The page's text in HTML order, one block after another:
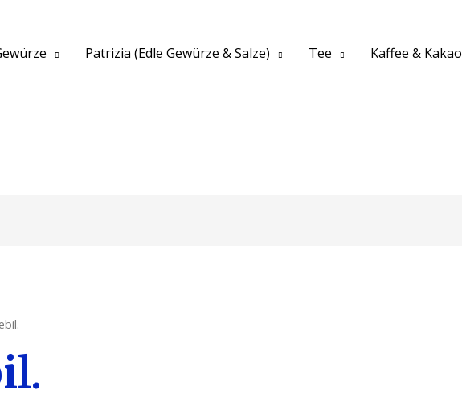
Patrizia (Edle Gewürze & Salze) Tee Kaffee & Kakao